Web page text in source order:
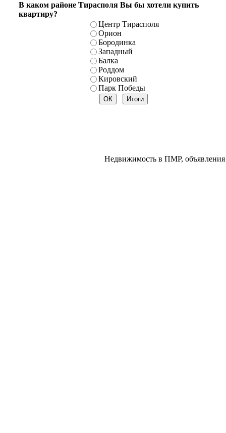
В каком районе Тирасполя Вы бы хотели купить
квартиру?
Центр Тирасполя
Орион
Бородинка
Западный
Балка
Роддом
Кировский
Парк Победы
Недвижимость в ПМР, объявления